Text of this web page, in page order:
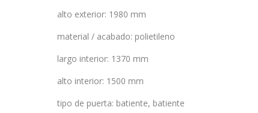
alto exterior: 1980 mm
material / acabado: polietileno
largo interior: 1370 mm
alto interior: 1500 mm
tipo de puerta: batiente, batiente